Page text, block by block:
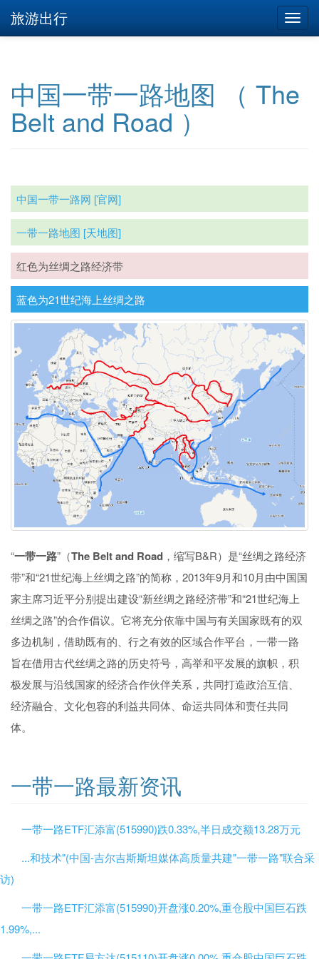
旅游出行
中国一带一路地图 （ The
Belt and Road ）
中国一带一路网 [官网]
一带一路地图 [天地图]
红色为丝绸之路经济带
蓝色为21世纪海上丝绸之路
“一带一路”（The Belt and Road ，缩写B&R）是“丝绸之路经济
带”和“21世纪海上丝绸之路”的简称，2013年9月和10月由中国国
家主席习近平分别提出建设“新丝绸之路经济带”和“21世纪海上
丝绸之路”的合作倡议。它将充分依靠中国与有关国家既有的双
多边机制，借助既有的、行之有效的区域合作平台，一带一路
旨在借用古代丝绸之路的历史符号，高举和平发展的旗帜，积
极发展与沿线国家的经济合作伙伴关系，共同打造政治互信、
经济融合、文化包容的利益共同体、命运共同体和责任共同
体。
一带一路最新资讯
一带一路ETF汇添富(515990)跌0.33%,半日成交额13.28万元
...和技术"(中国-吉尔吉斯斯坦媒体高质量共建"一带一路"联合采
访)
一带一路ETF汇添富(515990)开盘涨0.20%,重仓股中国巨石跌
1.99%,...